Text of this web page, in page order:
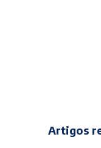
Artigos